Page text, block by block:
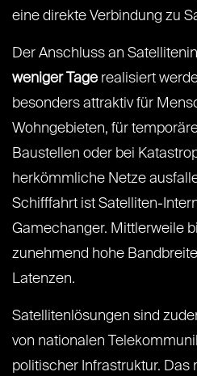
eine direkte Verbindung zu
Der Anschluss an
weniger Tagerealisiert
besonders attraktiv für
Wohngebieten, für
Baustellen oder bei
herkömmliche Netze
Schifffahrt ist Satelliten-
Gamechanger. Mittlerweile
zunehmend hohe
Latenzen.
Satellitenlösungen sind
von nationalen
politischer Infrastruktur. Das